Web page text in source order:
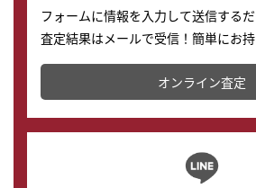
フォームに情報を入力して送信するだ
査定結果はメールで受信！簡単にお
かります。
オンライン査定